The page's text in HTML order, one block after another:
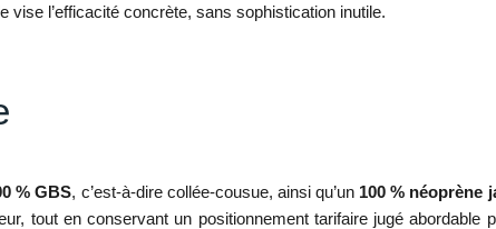
vise l’efficacité concrète, sans sophistication inutile.
% GBS, c’est-à-dire collée-cousue, ainsi qu’un 100 % néoprène
tout en conservant un positionnement tarifaire jugé abordable